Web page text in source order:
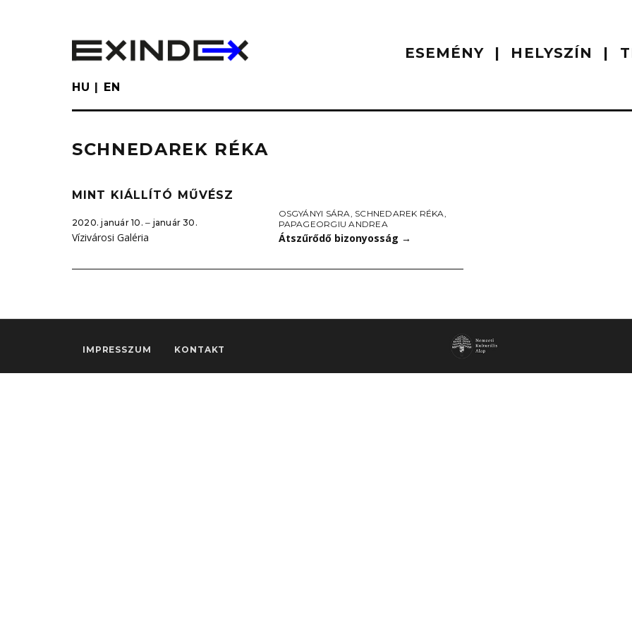
ESEMÉNY HELYSZÍN
HU EN
SCHNEDAREK RÉKA
MINT KIÁLLÍTÓ MŰVÉSZ
2020. január 10. ‒ január 30.
Vízivárosi Galéria
OSGYÁNYI SÁRA, SCHNEDAREK RÉKA,
PAPAGEORGIU ANDREA
Átszűrődő bizonyosság →
IMPRESSZUM KONTAKT